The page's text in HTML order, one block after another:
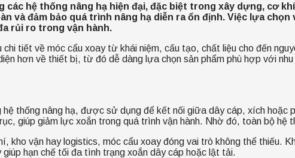
các hệ thống nâng hạ hiện đại, đặc biệt trong xây dựng, cơ
và đảm bảo quá trình nâng hạ diễn ra ổn định. Việc lựa
rủi ro trong vận hành.
chi tiết về móc cẩu xoay từ khái niệm, cấu tạo, chất liệu cho đến
hơn về thiết bị, từ đó dễ dàng lựa chọn sản phẩm phù hợp với
thống nâng hạ, được sử dụng để kết nối giữa dây cáp, xích hoặc
giúp giảm lực xoắn trong quá trình vận hành. Nhờ đó, toàn bộ hệ
kho vận hay logistics, móc cẩu xoay đóng vai trò không thể thiếu.
hạn chế tối đa tình trạng xoắn dây cáp hoặc lật tải.